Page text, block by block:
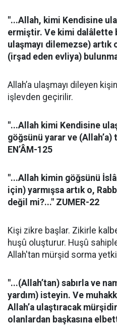
"...Allah, kimi Kendisine
ermiştir. Ve kimi dalâlette
ulaşmayı dilemezse)
(irşad eden evliya)
Allah’a ulaşmayı dileyen
işlevden geçirilir.
"...Allah kimi Kendisine
göğsünü yarar ve (Allah’a)
EN’ÂM-125
"...Allah kimin göğsünü
için) yarmışsa artık o,
değil mi?..." ZUMER-22
Kişi zikre başlar. Zikirle
huşû oluşturur. Huşû
Allah'tan mürşid sorma
"...(Allah’tan) sabırla ve
yardım) isteyin. Ve
Allah’a ulaştıracak
olanlardan başkasına